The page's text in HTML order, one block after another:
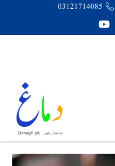
03121714085